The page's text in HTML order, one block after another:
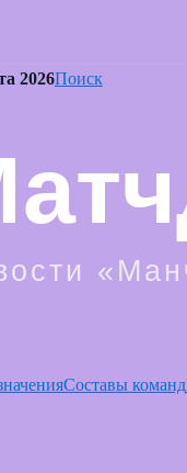
2026Поиск
Составы команд